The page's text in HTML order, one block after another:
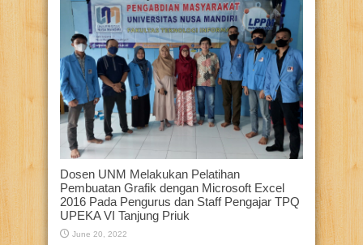
Dosen UNM Melakukan Pelatihan
Pembuatan Grafik dengan Microsoft Excel
2016 Pada Pengurus dan Staff Pengajar TPQ
UPEKA VI Tanjung Priuk
June 20, 2022